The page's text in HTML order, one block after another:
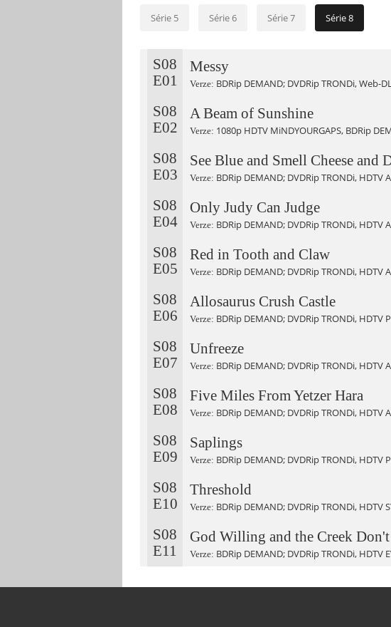
Série 5 Série 6 Série 7 Série 8
S08
E01
Messy
Verze: BDRip DEMAND; DVDRip TRONDi, Web-
S08
E02
A Beam of Sunshine
Verze: 1080p HDTV MiNDYOURGAPS, BDRip
S08
E03
See Blue and Smell Cheese and
Verze: BDRip DEMAND; DVDRip TRONDi, HDTV
S08
E04
Only Judy Can Judge
Verze: BDRip DEMAND; DVDRip TRONDi, HDTV
S08
E05
Red in Tooth and Claw
Verze: BDRip DEMAND; DVDRip TRONDi, HDTV
S08
E06
Allosaurus Crush Castle
Verze: BDRip DEMAND; DVDRip TRONDi, HDTV
S08
E07
Unfreeze
Verze: BDRip DEMAND; DVDRip TRONDi, HDTV
S08
E08
Five Miles From Yetzer Hara
Verze: BDRip DEMAND; DVDRip TRONDi, HDTV
S08
E09
Saplings
Verze: BDRip DEMAND; DVDRip TRONDi, HDTV
S08
E10
Threshold
Verze: BDRip DEMAND; DVDRip TRONDi, HDTV
S08
E11
God Willing and the Creek
Verze: BDRip DEMAND; DVDRip TRONDi, HDTV